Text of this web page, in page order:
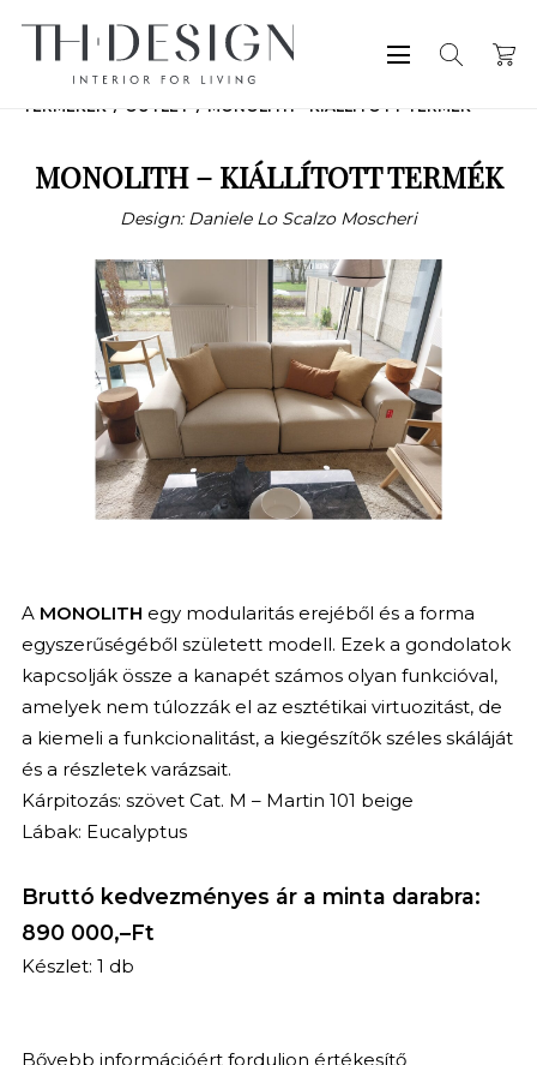
TERMÉKEK OUTLET MONOLITH – KIÁLLÍTOTT TERMÉK
MONOLITH – KIÁLLÍTOTT TERMÉK
Design: Daniele Lo Scalzo Moscheri
A MONOLITH egy modularitás erejéből és a forma
egyszerűségéből született modell. Ezek a gondolatok
kapcsolják össze a kanapét számos olyan funkcióval,
amelyek nem túlozzák el az esztétikai virtuozitást, de
a kiemeli a funkcionalitást, a kiegészítők széles skáláját
és a részletek varázsait.
Kárpitozás: szövet Cat. M – Martin 101 beige
Lábak: Eucalyptus
Bruttó kedvezményes ár a minta darabra:
890 000,–Ft
Készlet: 1 db
Bővebb információért forduljon értékesítő